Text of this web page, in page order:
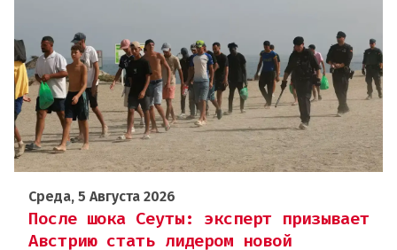
Среда, 5 Августа 2026
После шока Сеуты: эксперт призывает
Австрию стать лидером новой